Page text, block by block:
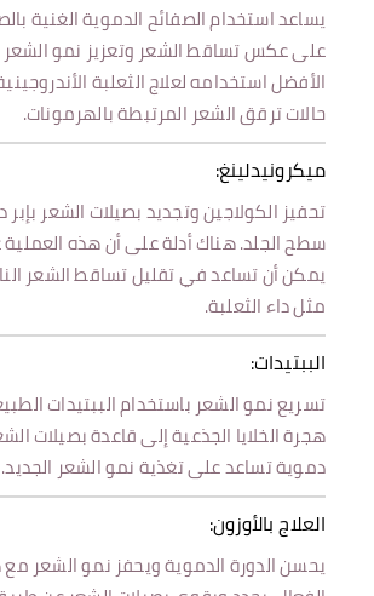
يساعد استخدام الصفائح الدموية الغنية
على عكس تساقط الشعر وتعزيز نمو الشعر
الأفضل استخدامه لعلاج الثعلبة
حالات ترقق الشعر المرتبطة بالهرمونات.
ميكرونيدلينغ:
تحفيز الكولاجين وتجديد بصيلات الشعر
سطح الجلد. هناك أدلة على أن هذه العملية
يمكن أن تساعد في تقليل تساقط الشعر
مثل داء الثعلبة.
الببتيدات:
تسريع نمو الشعر باستخدام الببتيدات
هجرة الخلايا الجذعية إلى قاعدة بصيلات
دموية تساعد على تغذية نمو الشعر الجديد.
العلاج بالأوزون:
يحسن الدورة الدموية ويحفز نمو الشعر مع